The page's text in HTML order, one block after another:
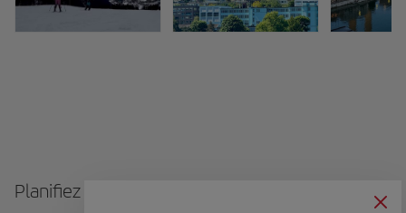
Planifiez votre voyage à Zurich